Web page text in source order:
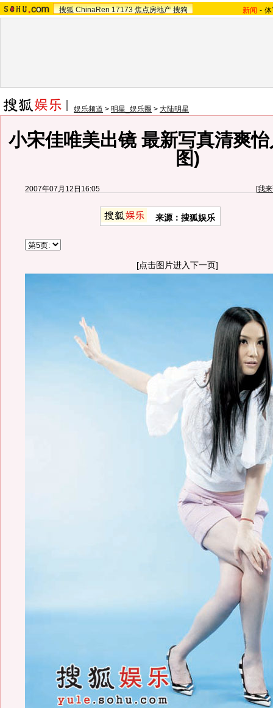
搜狐 ChinaRen 17173 焦点房地产 搜狗 新闻 -
娱乐频道 > 明星_娱乐圈 > 大陆明星
小宋佳唯美出镜 最新写真清爽
图)
2007年07月12日16:05 [我
来源：搜狐娱乐
[点击图片进入下一页]